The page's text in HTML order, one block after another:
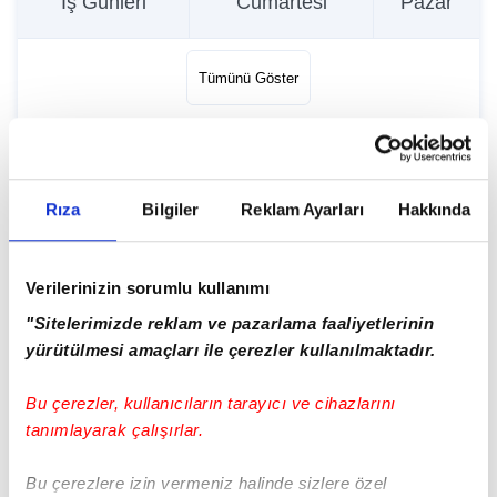
Rıza Bilgiler Reklam Ayarları Hakkında
Verilerinizin sorumlu kullanımı
"Sitelerimizde reklam ve pazarlama faaliyetlerinin
yürütülmesi amaçları ile çerezler kullanılmaktadır.
Bu çerezler, kullanıcıların tarayıcı ve cihazlarını
tanımlayarak çalışırlar.
Bu çerezlere izin vermeniz halinde sizlere özel
Tümünü Göster
İETT Haberleri